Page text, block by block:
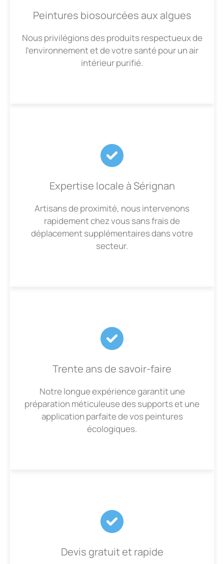
Peintures biosourcées aux algues
Nous privilégions des produits respectueux de
l’environnement et de votre santé pour un air
intérieur purifié.
Expertise locale à Sérignan
Artisans de proximité, nous intervenons
rapidement chez vous sans frais de
déplacement supplémentaires dans votre
secteur.
Trente ans de savoir-faire
Notre longue expérience garantit une
préparation méticuleuse des supports et une
application parfaite de vos peintures
écologiques.
Devis gratuit et rapide